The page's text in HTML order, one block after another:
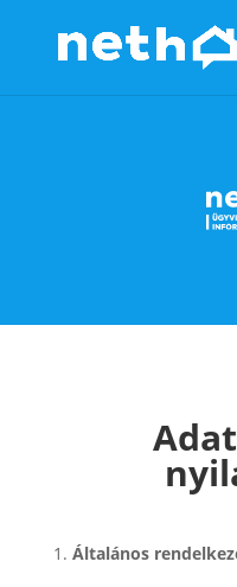
Általános